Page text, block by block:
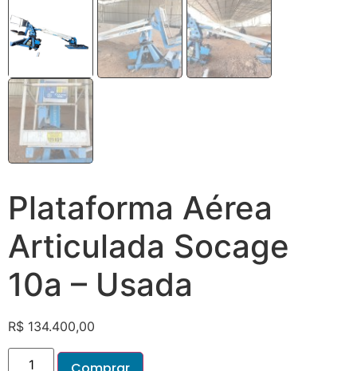
Plataforma Aérea
Articulada Socage
10a – Usada
R$ 134.400,00